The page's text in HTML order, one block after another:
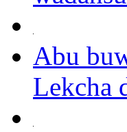
Abu
Lekcha